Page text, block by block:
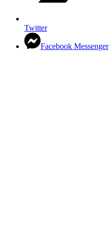
Twitter
Facebook Messenger